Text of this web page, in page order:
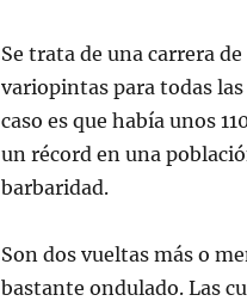
Se trata de una carrera
variopintas para todas
caso es que había unos
un récord en una
barbaridad.
Son dos vueltas más o
bastante ondulado. Las